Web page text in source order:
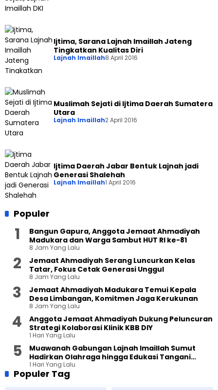
Ijtima, Sarana Lajnah Imaillah Jateng
Tingkatkan Kualitas Diri
Lajnah Imaillah8 April 2016
Muslimah Sejati di Ijtima Daerah Sumatera
Utara
Lajnah Imaillah2 April 2016
Ijtima Daerah Jabar Bentuk Lajnah jadi
Generasi Shalehah
Lajnah Imaillah1 April 2016
Populer
Bangun Gapura, Anggota Jemaat Ahmadiyah
Madukara dan Warga Sambut HUT RI ke-81
8 Jam Yang Lalu
Jemaat Ahmadiyah Serang Luncurkan Kelas
Tatar, Fokus Cetak Generasi Unggul
8 Jam Yang Lalu
Jemaat Ahmadiyah Madukara Temui Kepala
Desa Limbangan, Komitmen Jaga Kerukunan
8 Jam Yang Lalu
Anggota Jemaat Ahmadiyah Dukung Peluncuran
Strategi Kolaborasi Klinik KBB DIY
1 Hari Yang Lalu
Muawanah Gabungan Lajnah Imaillah Sumut
Hadirkan Olahraga hingga Edukasi Tangani
Sampah
1 Hari Yang Lalu
Populer Tag